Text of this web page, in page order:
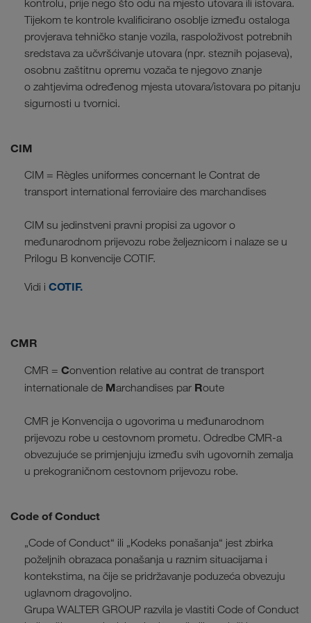
kontrolu, prije nego što odu na mjesto utovara ili istovara.
Tijekom te kontrole kvalificirano osoblje između ostaloga
provjerava tehničko stanje vozila, raspoloživost potrebnih
sredstava za učvršćivanje utovara (npr. steznih pojaseva),
osobnu zaštitnu opremu vozača te njegovo znanje
o zahtjevima određenog mjesta utovara/istovara po pitanju
sigurnosti u tvornici.
CIM
CIM = Règles uniformes concernant le Contrat de
transport international ferroviaire des marchandises
CIM su jedinstveni pravni propisi za ugovor o
međunarodnom prijevozu robe željeznicom i nalaze se u
Prilogu B konvencije COTIF.
Vidi i COTIF.
CMR
CMR = Convention relative au contrat de transport
internationale de Marchandises par Route
CMR je Konvencija o ugovorima u međunarodnom
prijevozu robe u cestovnom prometu. Odredbe CMR-a
obvezujuće se primjenjuju između svih ugovornih zemalja
u prekograničnom cestovnom prijevozu robe.
Code of Conduct
„Code of Conduct“ ili „Kodeks ponašanja“ jest zbirka
poželjnih obrazaca ponašanja u raznim situacijama i
kontekstima, na čije se pridržavanje poduzeća obvezuju
uglavnom dragovoljno.
Grupa WALTER GROUP razvila je vlastiti Code of Conduct